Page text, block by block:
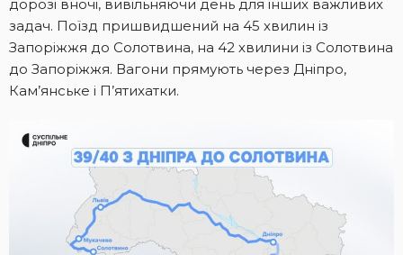
дорозі вночі, вивільняючи день для інших важливих
задач. Поїзд пришвидшений на 45 хвилин із
Запоріжжя до Солотвина, на 42 хвилини із Солотвина
до Запоріжжя. Вагони прямують через Дніпро,
Кам’янське і П’ятихатки.